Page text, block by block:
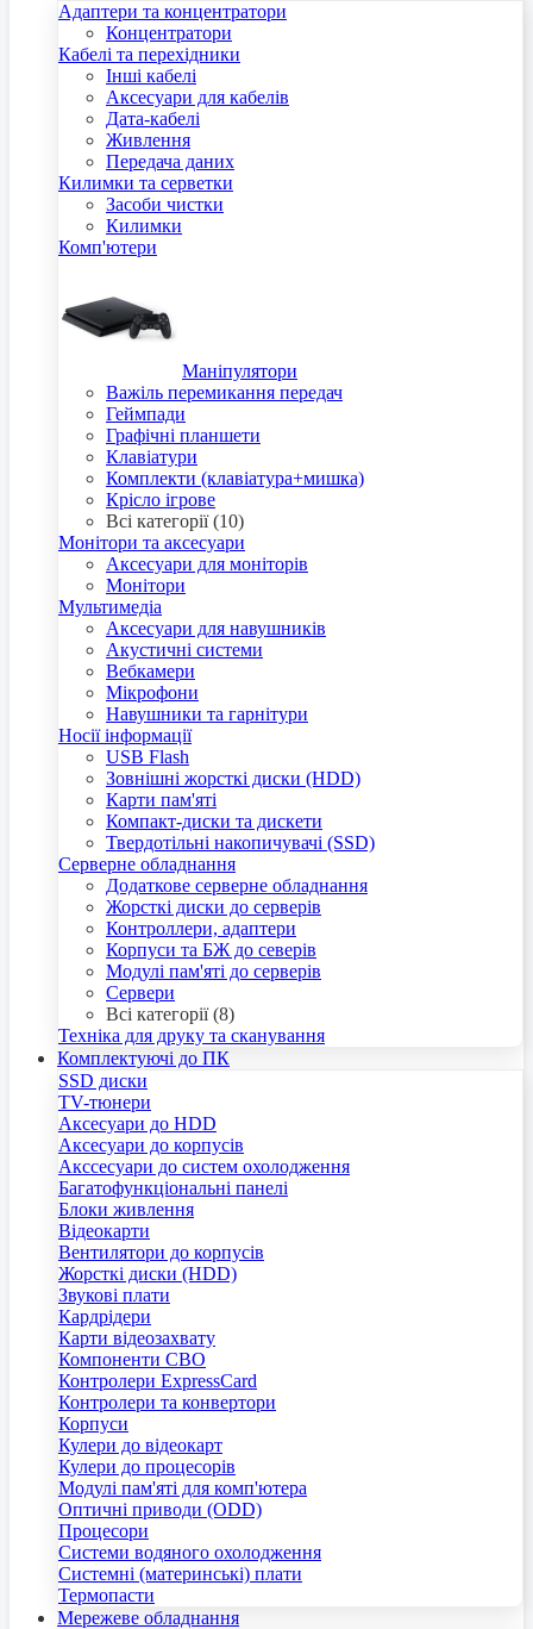
Адаптери та концентратори
Концентратори
Кабелі та перехідники
Інші кабелі
Аксесуари для кабелів
Дата-кабелі
Живлення
Передача даних
Килимки та серветки
Засоби чистки
Килимки
Комп'ютери
Маніпулятори
Важіль перемикання передач
Геймпади
Графічні планшети
Клавіатури
Комплекти (клавіатура+мишка)
Крісло ігрове
Всі категорії (10)
Монітори та аксесуари
Аксесуари для моніторів
Монітори
Мультимедіа
Аксесуари для навушників
Акустичні системи
Вебкамери
Мікрофони
Навушники та гарнітури
Носії інформації
USB Flash
Зовнішні жорсткі диски (HDD)
Карти пам'яті
Компакт-диски та дискети
Твердотільні накопичувачі (SSD)
Серверне обладнання
Додаткове серверне обладнання
Жорсткі диски до серверів
Контроллери, адаптери
Корпуси та БЖ до северів
Модулі пам'яті до серверів
Сервери
Всі категорії (8)
Техніка для друку та сканування
Комплектуючі до ПК
SSD диски
TV-тюнери
Аксесуари до HDD
Аксесуари до корпусів
Акссесуари до систем охолодження
Багатофункціональні панелі
Блоки живлення
Відеокарти
Вентилятори до корпусів
Жорсткі диски (HDD)
Звукові плати
Кардрідери
Карти відеозахвату
Компоненти СВО
Контролери ExpressCard
Контролери та конвертори
Корпуси
Кулери до відеокарт
Кулери до процесорів
Модулі пам'яті для комп'ютера
Оптичні приводи (ODD)
Процесори
Системи водяного охолодження
Системні (материнські) плати
Термопасти
Мережеве обладнання